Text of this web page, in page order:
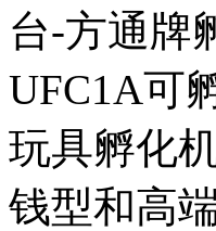
台-方通牌
UFC1A可
玩具孵化
钱型和高